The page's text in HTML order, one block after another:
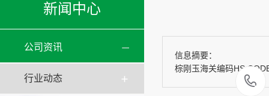
新闻中心
公司资讯
行业动态
信息摘要：
棕刚玉海关编码HS